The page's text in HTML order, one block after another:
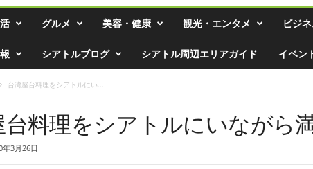
グルメ 美容・健康 観光・エンタメ ビジ
シアトルブログ シアトル周辺エリアガイド イベン
台湾屋台料理をシアトルにい...
台料理をシアトルにいながら
年3月26日